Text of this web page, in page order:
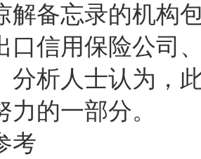
解备忘录的机构
口信用保险公司
分析人士认为，
力的一部分。
考